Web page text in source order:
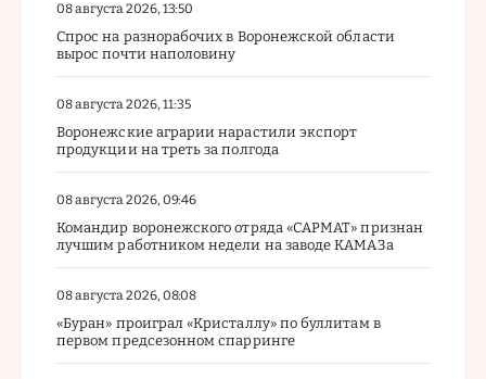
08 августа 2026, 13:50
Спрос на разнорабочих в Воронежской области
вырос почти наполовину
08 августа 2026, 11:35
Воронежские аграрии нарастили экспорт
продукции на треть за полгода
08 августа 2026, 09:46
Командир воронежского отряда «САРМАТ» признан
лучшим работником недели на заводе КАМАЗа
08 августа 2026, 08:08
«Буран» проиграл «Кристаллу» по буллитам в
первом предсезонном спарринге